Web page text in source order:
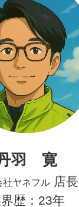
羽 寛
社ヤネフル 店長
歴：23年